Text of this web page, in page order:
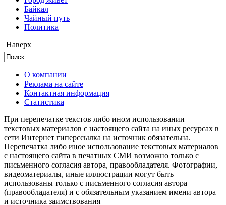
Байкал
Чайный путь
Политика
Наверх
О компании
Реклама на сайте
Контактная информация
Статистика
При перепечатке текстов либо ином использовании
текстовых материалов с настоящего сайта на иных ресурсах в
сети Интернет гиперссылка на источник обязательна.
Перепечатка либо иное использование текстовых материалов
с настоящего сайта в печатных СМИ возможно только с
письменного согласия автора, правообладателя. Фотографии,
видеоматериалы, иные иллюстрации могут быть
использованы только с письменного согласия автора
(правообладателя) и с обязательным указанием имени автора
и источника заимствования